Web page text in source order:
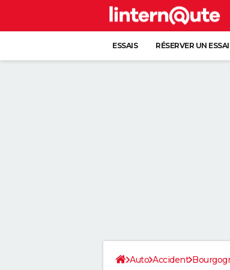
ESSAIS RÉSERVER UN ESSAI
Auto Accident